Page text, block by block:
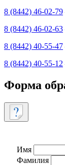
8 (8442) 46-02-79
8 (8442) 46-02-63
8 (8442) 40-55-47
8 (8442) 40-55-12
Форма
Имя
Фамилия